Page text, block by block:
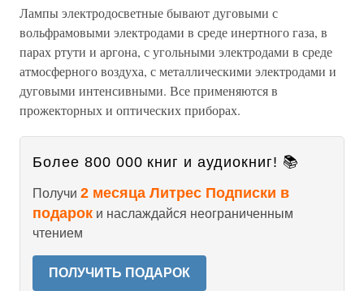
Лампы электродосветные бывают дуговыми с
вольфрамовыми электродами в среде инертного газа, в
парах ртути и аргона, с угольными электродами в среде
атмосферного воздуха, с металлическими электродами и
дуговыми интенсивными. Все применяются в
прожекторных и оптических приборах.
Более 800 000 книг и аудиокниг! 📚
Получи 2 месяца Литрес Подписки в
подарок и наслаждайся неограниченным
чтением
ПОЛУЧИТЬ ПОДАРОК